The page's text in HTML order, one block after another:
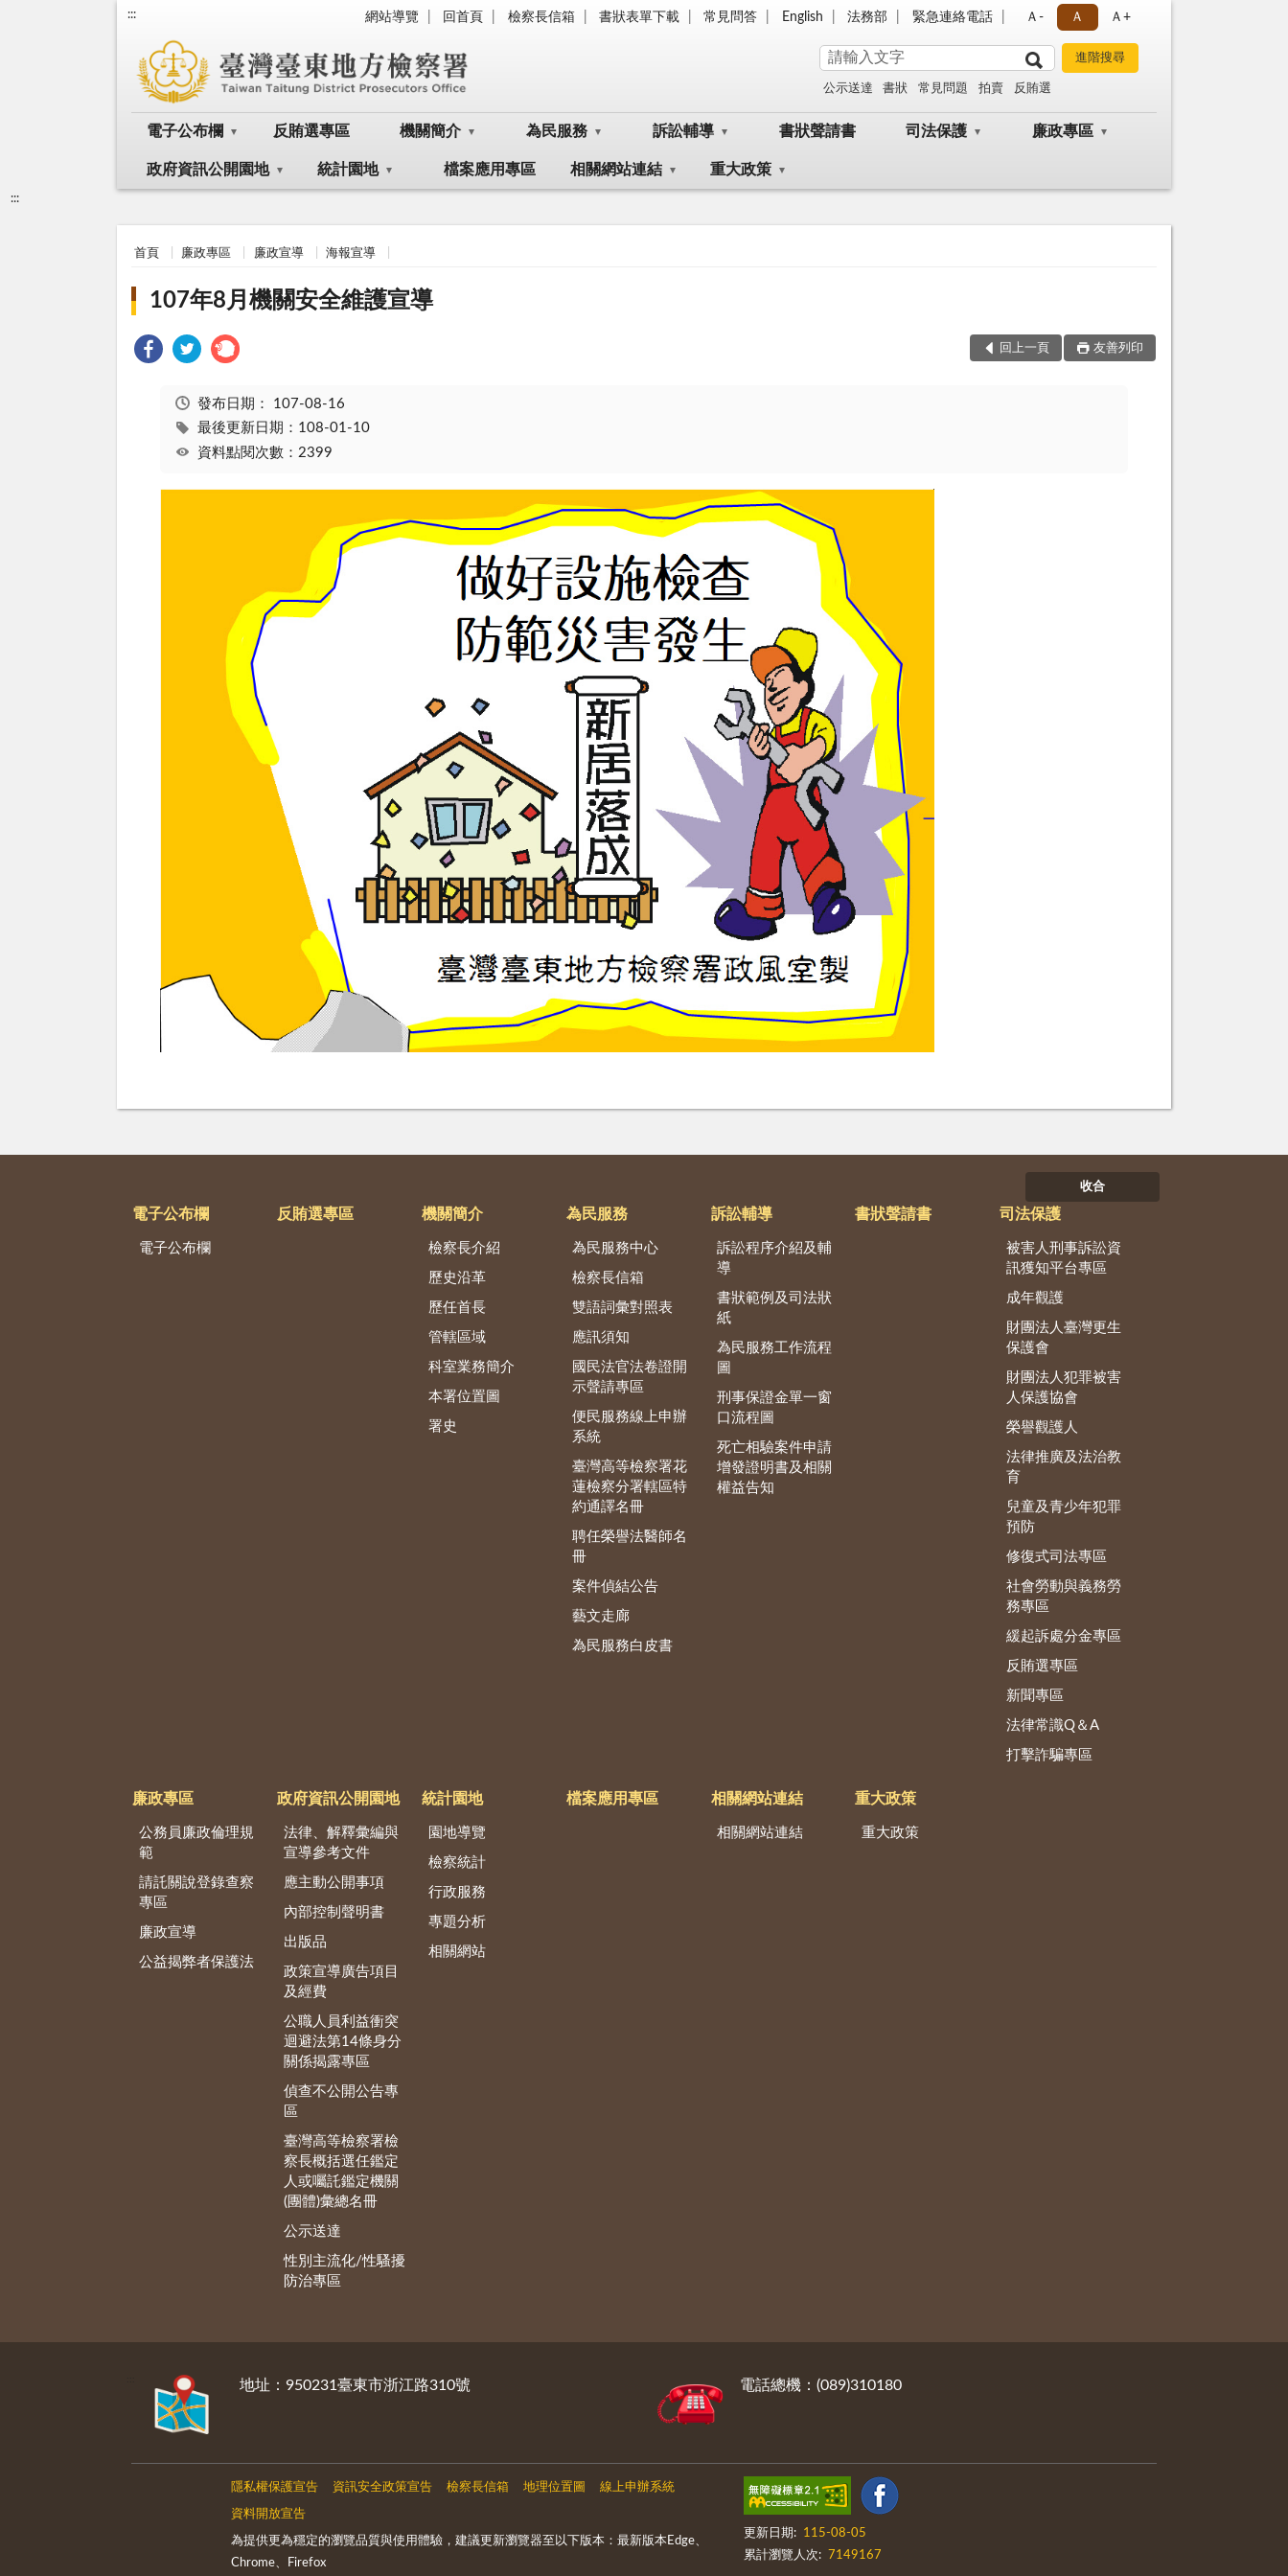
::: 網站導覽 回首頁 檢察長信箱 書狀表單下載 常見問答 English 法務部 緊急連絡電話 Ａ- Ａ Ａ+
公示送達 書狀 常見問題 拍賣 反賄選
電子公布欄 反賄選專區 機關簡介 為民服務 訴訟輔導 書狀聲請書 司法保護 廉政專區
政府資訊公開園地 統計園地 檔案應用專區 相關網站連結 重大政策
:::
首頁 廉政專區 廉政宣導 海報宣導
107年8月機關安全維護宣導
回上一頁 友善列印
發布日期： 107-08-16
最後更新日期：108-01-10
資料點閱次數：2399
收合
電子公布欄
電子公布欄
反賄選專區 機關簡介
檢察長介紹
歷史沿革
歷任首長
管轄區域
科室業務簡介
本署位置圖
署史
為民服務
為民服務中心
檢察長信箱
雙語詞彙對照表
應訊須知
國民法官法卷證開
示聲請專區
便民服務線上申辦
系統
臺灣高等檢察署花
蓮檢察分署轄區特
約通譯名冊
聘任榮譽法醫師名
冊
案件偵結公告
藝文走廊
為民服務白皮書
訴訟輔導
訴訟程序介紹及輔
導
書狀範例及司法狀
紙
為民服務工作流程
圖
刑事保證金單一窗
口流程圖
死亡相驗案件申請
增發證明書及相關
權益告知
書狀聲請書 司法保護
被害人刑事訴訟資
訊獲知平台專區
成年觀護
財團法人臺灣更生
保護會
財團法人犯罪被害
人保護協會
榮譽觀護人
法律推廣及法治教
育
兒童及青少年犯罪
預防
修復式司法專區
社會勞動與義務勞
務專區
緩起訴處分金專區
反賄選專區
新聞專區
法律常識Q＆A
打擊詐騙專區
廉政專區
公務員廉政倫理規
範
請託關說登錄查察
專區
廉政宣導
公益揭弊者保護法
政府資訊公開園地
法律、解釋彙編與
宣導參考文件
應主動公開事項
內部控制聲明書
出版品
政策宣導廣告項目
及經費
公職人員利益衝突
迴避法第14條身分
關係揭露專區
偵查不公開公告專
區
臺灣高等檢察署檢
察長概括選任鑑定
人或囑託鑑定機關
(團體)彙總名冊
公示送達
性別主流化/性騷擾
防治專區
統計園地
園地導覽
檢察統計
行政服務
專題分析
相關網站
檔案應用專區 相關網站連結
相關網站連結
重大政策
重大政策
地址：950231臺東市浙江路310號 電話總機：(089)310180
隱私權保護宣告 資訊安全政策宣告 檢察長信箱 地理位置圖 線上申辦系統
資料開放宣告
為提供更為穩定的瀏覽品質與使用體驗，建議更新瀏覽器至以下版本：最新版本Edge、
Chrome、Firefox
更新日期:
115-08-05
累計瀏覽人次:
7149167